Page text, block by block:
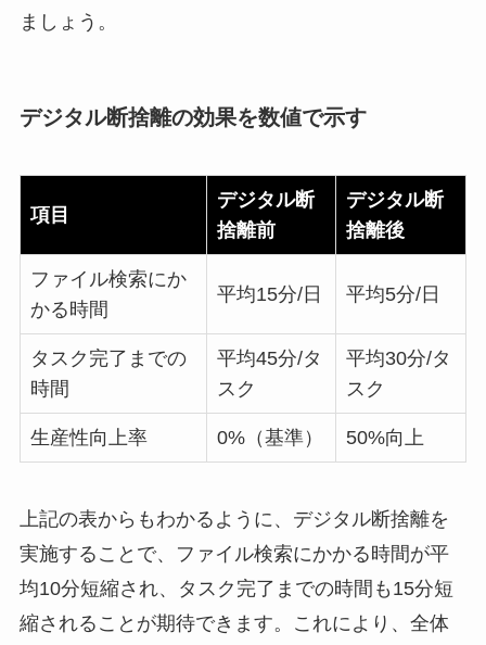
ましょう。
デジタル断捨離の効果を数値で示す
項目
デジタル断
捨離前
デジタル断
捨離後
ファイル検索にか
かる時間
平均15分/日 平均5分/日
タスク完了までの
時間
平均45分/タ
スク
平均30分/タ
スク
生産性向上率 0%（基準） 50%向上
上記の表からもわかるように、デジタル断捨離を
実施することで、ファイル検索にかかる時間が平
均10分短縮され、タスク完了までの時間も15分短
縮されることが期待できます。これにより、全体